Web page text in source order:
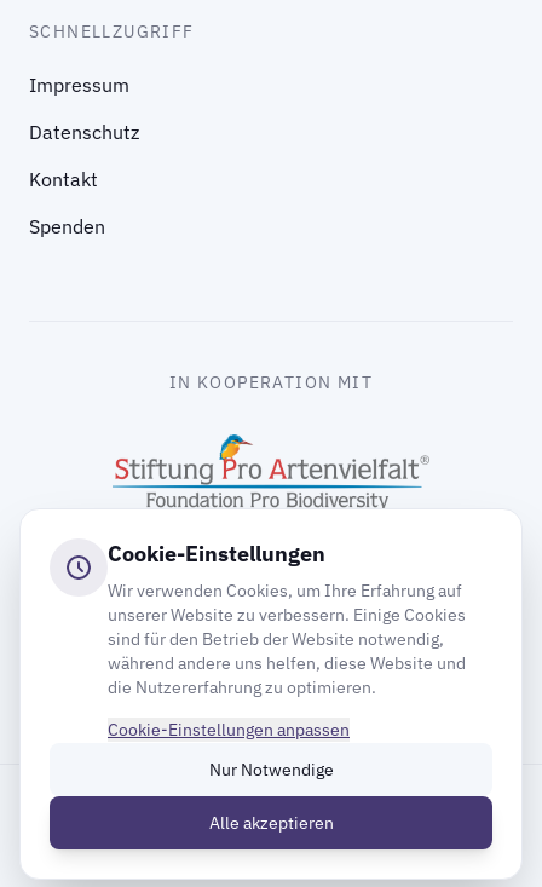
SCHNELLZUGRIFF
Impressum
Datenschutz
Kontakt
Spenden
IN KOOPERATION MIT
gooding
Inhaltsverzeichnis
© 2026 Deutsche Gesellschaft für Mauersegler e.V.
Cookie-Einstellungen
Wir verwenden Cookies, um Ihre Erfahrung auf
unserer Website zu verbessern. Einige Cookies
sind für den Betrieb der Website notwendig,
während andere uns helfen, diese Website und
die Nutzererfahrung zu optimieren.
Cookie-Einstellungen anpassen
Nur Notwendige
Alle akzeptieren